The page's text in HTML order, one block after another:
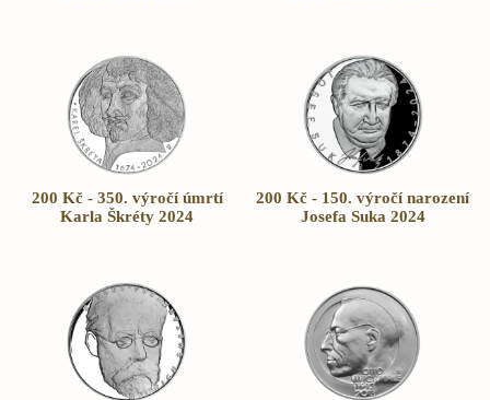
200 Kč - 350. výročí úmrtí
Karla Škréty 2024
200 Kč - 150. výročí narození
Josefa Suka 2024